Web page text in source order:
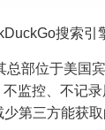
搜索引
部位于美国
监控、不记
第三方能获取